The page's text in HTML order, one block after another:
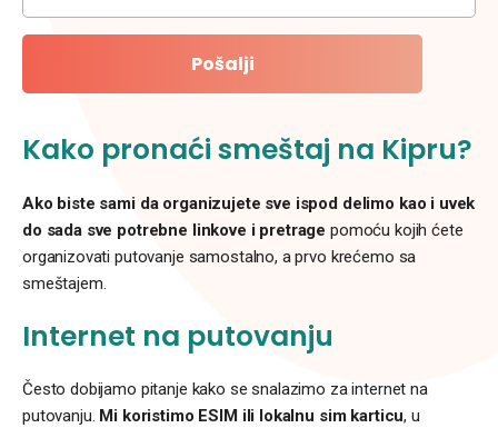
Pošalji
Kako pronaći smeštaj na Kipru?
Ako biste sami da organizujete sve ispod delimo kao i uvek
do sada sve potrebne linkove i pretragepomoću kojih ćete
organizovati putovanje samostalno, a prvo krećemo sa
smeštajem.
Internet na putovanju
Često dobijamo pitanje kako se snalazimo za internet na
putovanju. Mi koristimo ESIM ili lokalnu sim karticu, u